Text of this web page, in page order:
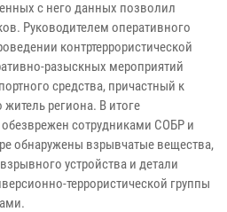
с него данных позволил
Руководителем оперативного
контртеррористической
разыскных мероприятий
средства, причастный к
житель региона. В итоге
сотрудниками СОБР и
обнаружены взрывчатые вещества,
устройства и детали
террористической группы